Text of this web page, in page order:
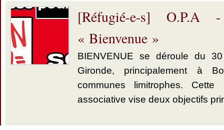
[Réfugié-e-s]
« Bienvenue »
BIENVENUE se déroule du
Gironde, principalement à
communes limitrophes.
associative vise deux objectifs